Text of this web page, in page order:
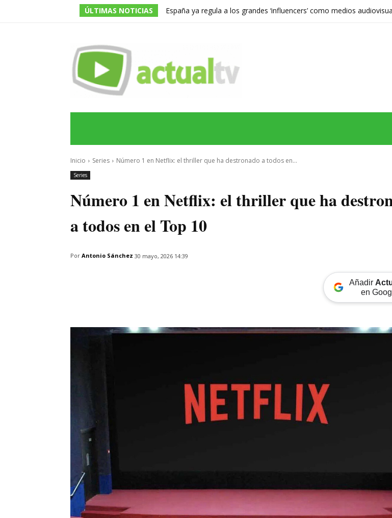
ÚLTIMAS NOTICIAS
España ya regula a los grandes ‘influencers’ como medios
Inicio Series Número 1 en Netflix: el thriller que ha destronado a todos en...
Series
Número 1 en Netflix: el thriller que ha
a todos en el Top 10
Por Antonio Sánchez 30 mayo, 2026 14:39
Añadir
en